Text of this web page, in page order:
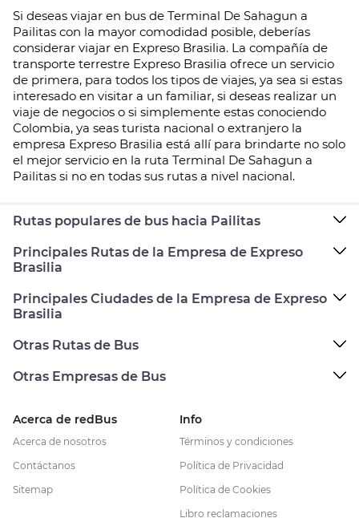
Si deseas viajar en bus de Terminal De Sahagun a
Pailitas con la mayor comodidad posible, deberías
considerar viajar en Expreso Brasilia. La compañía de
transporte terrestre Expreso Brasilia ofrece un servicio
de primera, para todos los tipos de viajes, ya sea si estas
interesado en visitar a un familiar, si deseas realizar un
viaje de negocios o si simplemente estas conociendo
Colombia, ya seas turista nacional o extranjero la
empresa Expreso Brasilia está allí para brindarte no solo
el mejor servicio en la ruta Terminal De Sahagun a
Pailitas si no en todas sus rutas a nivel nacional.
Rutas populares de bus hacia Pailitas
Principales Rutas de la Empresa de Expreso
Brasilia
Principales Ciudades de la Empresa de Expreso
Brasilia
Otras Rutas de Bus
Otras Empresas de Bus
Acerca de redBus
Acerca de nosotros
Contáctanos
Sitemap
Info
Términos y condiciones
Política de Privacidad
Política de Cookies
Libro reclamaciones